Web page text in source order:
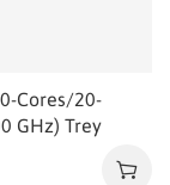
Cores/20-
GHz) Trey